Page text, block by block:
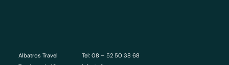
Albatros Travel
Tel: 08 – 52 50 38 68